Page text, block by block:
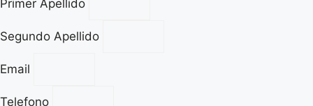
Primer Apellido
Segundo Apellido
Email
Telefono